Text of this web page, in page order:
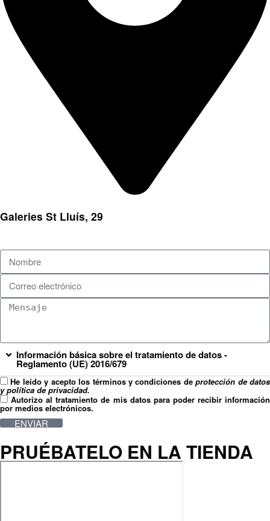
Galeries St Lluís, 29
Información básica sobre el tratamiento de datos -
Reglamento (UE) 2016/679
He leído y acepto los términos y condiciones deprotección de datos
y política de privacidad.
Autorizo al tratamiento de mis datos para poder recibir información
por medios electrónicos.
ENVIAR
PRUÉBATELO EN LA TIENDA